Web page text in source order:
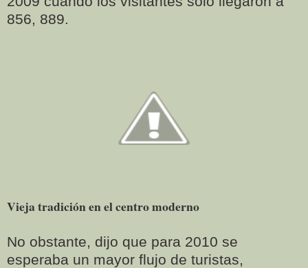
856, 889.
Vieja tradición en el centro moderno
No obstante, dijo que para 2010 se
esperaba un mayor flujo de turistas,